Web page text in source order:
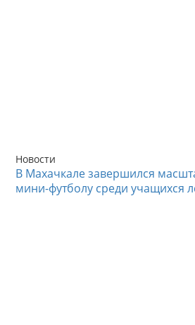
Новости
В Махачкале завершился
мини-футболу среди учащихся